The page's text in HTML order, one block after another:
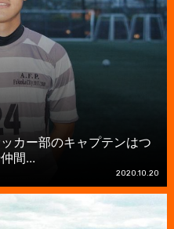
カー部のキャプテンはつ
間...
2020.10.20